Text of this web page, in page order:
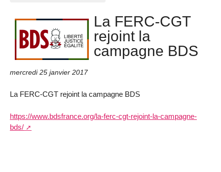
La FERC-CGT
rejoint la
campagne BDS
mercredi 25 janvier 2017
La FERC-CGT rejoint la campagne BDS
https://www.bdsfrance.org/la-ferc-cgt-rejoint-la-campagne-
bds/